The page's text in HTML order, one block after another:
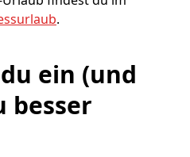
.
ein (und
besser